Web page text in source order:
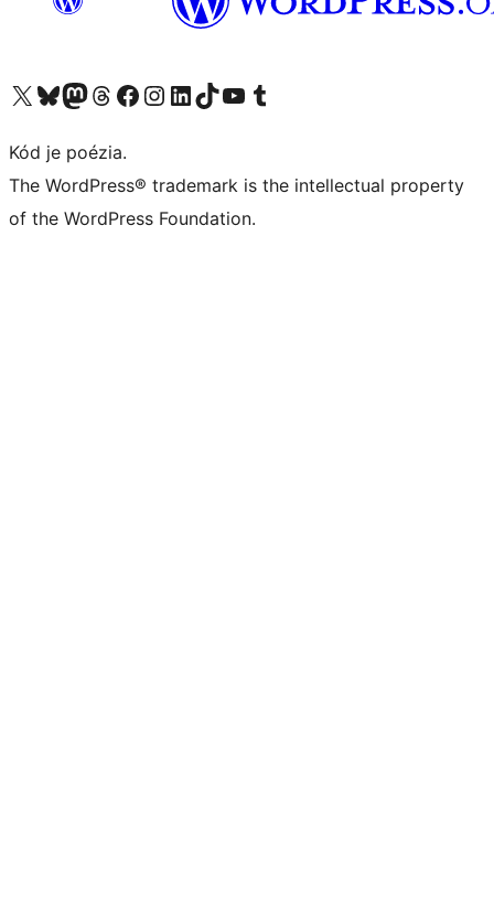
Navštívte náš účet na X (predtým Twitter)
Navštívte náš účet na platforme Bluesky
Navštívte náš účet na Mastodone
Navštívte náš účet na platforme Threads
Navštívte našu stránku na Facebooku
Navštívte náš účet Instagram
Navštívte náš účet LinkedIn
Navštívte náš účet na platforme TikTok
Navštívte náš kanál YouTube
Navštívte náš účet na platforme Tumblr
Kód je poézia.
The WordPress® trademark is the intellectual property
of the WordPress Foundation.